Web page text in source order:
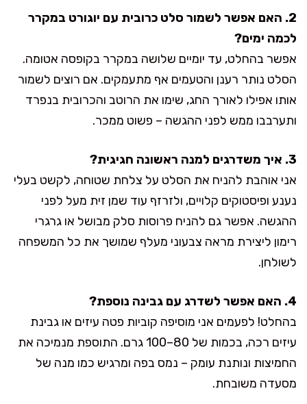
2. האם אפשר לשמור סלט כרובית עם יוגורט במקרר
לכמה ימים?
אפשר בהחלט, עד יומיים שלושה במקרר בקופסה אטומה.
הסלט נותר רענן והטעמים אף מתעמקים. אם רוצים לשמור
אותו אפילו לאורך החג, שימו את הרוטב והכרובית בנפרד
ותערבבו ממש לפני ההגשה – פשוט ממכר.
3. איך משדרגים למנה ראשונה חגיגית?
אני אוהבת להניח את הסלט על צלחת שטוחה, לקשט בעלי
נענע ופיסטוקים קלויים, ולזרזף עוד שמן זית מעל לפני
ההגשה. אפשר גם להניח פרוסות סלק מבושל או גרגרי
רימון ליצירת מראה צבעוני מעלף שמושך את כל המשפחה
לשולחן.
4. האם אפשר לשדרג עם גבינה נוספת?
בהחלט! לפעמים אני מוסיפה קוביות פטה עיזים או גבינת
עיזים רכה, בכמות של 80–100 גרם. התוספת מנמיכה את
החמיצות ונותנת עומק – נמס בפה ומרגיש כמו מנה של
מסעדה משובחת.